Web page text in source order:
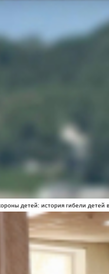
детей: история гибели детей